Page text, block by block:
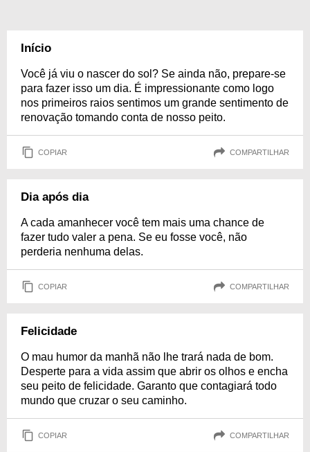
Início
Você já viu o nascer do sol? Se ainda não, prepare-se
para fazer isso um dia. É impressionante como logo
nos primeiros raios sentimos um grande sentimento de
renovação tomando conta de nosso peito.
COPIAR COMPARTILHAR
Dia após dia
A cada amanhecer você tem mais uma chance de
fazer tudo valer a pena. Se eu fosse você, não
perderia nenhuma delas.
COPIAR COMPARTILHAR
Felicidade
O mau humor da manhã não lhe trará nada de bom.
Desperte para a vida assim que abrir os olhos e encha
seu peito de felicidade. Garanto que contagiará todo
mundo que cruzar o seu caminho.
COPIAR COMPARTILHAR